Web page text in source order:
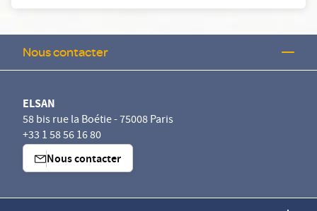
Nous contacter
ELSAN
58 bis rue la Boétie - 75008 Paris
+33 1 58 56 16 80
Nous contacter